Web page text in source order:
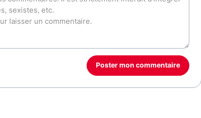
Poster mon commentaire